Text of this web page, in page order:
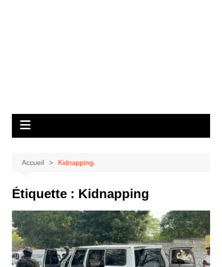
Accueil Kidnapping
Étiquette : Kidnapping